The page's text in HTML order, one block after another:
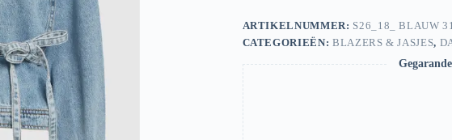
Stargazing
aantal
ARTIKELNUMMER: S26_18_ BLAUW
CATEGORIEËN: BLAZERS & JASJES,